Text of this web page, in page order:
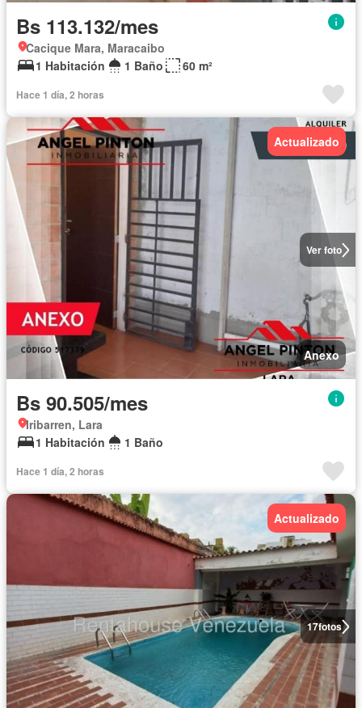
Bs 113.132/mes
Cacique Mara, Maracaibo
1 Habitación
1 Baño 60 m²
Hace 1 día, 2 horas
Ver foto
Actualizado
Anexo
Bs 90.505/mes
Iribarren, Lara
1 Habitación
1 Baño
Hace 1 día, 2 horas
17fotos
Actualizado